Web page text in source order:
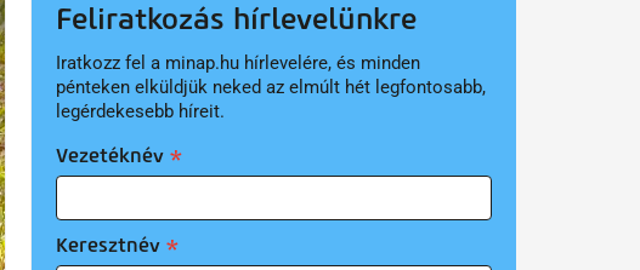
Feliratkozás hírlevelünkre
Iratkozz fel a minap.hu hírlevelére, és minden
pénteken elküldjük neked az elmúlt hét legfontosabb,
legérdekesebb híreit.
Vezetéknév
Keresztnév